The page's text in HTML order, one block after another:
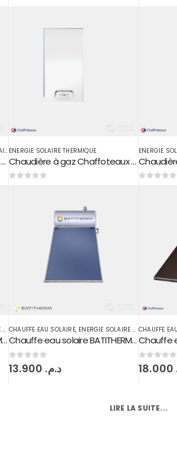
Capteur solaire thermique circuit fermé
ENERGIE SOLAIRE THERMIQUE
Chaudière à gaz Chaffoteaux 24 KW
ENERGIE
Chauffe eau solaire BATITHERM 120L Circuit fermé
CHAUFFE EAU SOLAIRE, ENERGIE SOLAIRE THERMIQUE
Chauffe eau solaire BATITHERM 200L Circuit fermé
0 sur 5 د.م.
CHAUFFE
0 sur 5
LIRE LA SUITE...